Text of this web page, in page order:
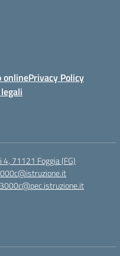
onlinePrivacy Policy
4, 71121 Foggia (FG)